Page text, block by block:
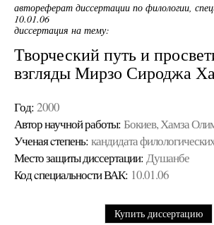
автореферат диссертации по филологии,
10.01.06
диссертация на тему:
Творческий путь и
взгляды Мирзо Сироджа
Год: 2000
Автор научной работы: Бокиев, Хамза
Ученая cтепень: кандидата
Место защиты диссертации: Душанбе
Код cпециальности ВАК: 10.01.06
Купить диссертацию